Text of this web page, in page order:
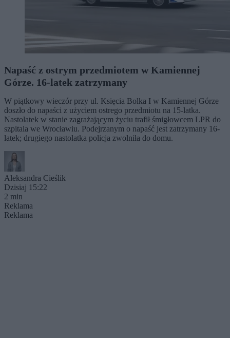
Napaść z ostrym przedmiotem w Kamiennej
Górze. 16-latek zatrzymany
W piątkowy wieczór przy ul. Księcia Bolka I w Kamiennej Górze
doszło do napaści z użyciem ostrego przedmiotu na 15-latka.
Nastolatek w stanie zagrażającym życiu trafił śmigłowcem LPR do
szpitala we Wrocławiu. Podejrzanym o napaść jest zatrzymany 16-
latek; drugiego nastolatka policja zwolniła do domu.
Aleksandra Cieślik
Dzisiaj 15:22
2 min
Reklama
Reklama